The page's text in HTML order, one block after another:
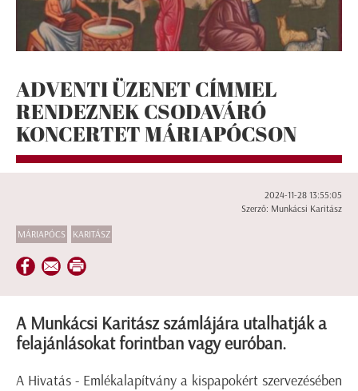
ADVENTI ÜZENET CÍMMEL
RENDEZNEK CSODAVÁRÓ
KONCERTET MÁRIAPÓCSON
2024-11-28 13:55:05
Szerző: Munkácsi Karitász
MÁRIAPÓCS KARITÁSZ
A Munkácsi Karitász számlájára utalhatják a
felajánlásokat forintban vagy euróban.
A Hivatás - Emlékalapítvány a kispapokért szervezésében